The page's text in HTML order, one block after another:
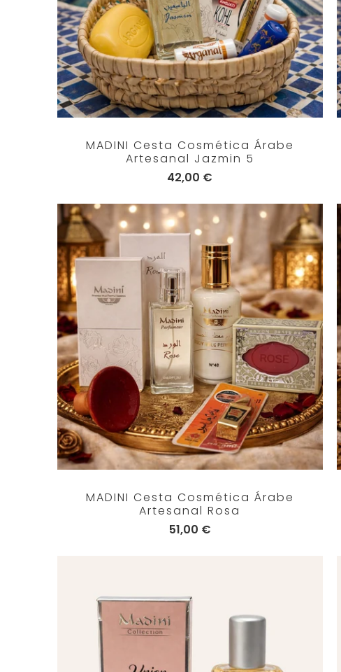
MADINI Cesta Cosmética Árabe
Artesanal Jazmin 5
42,00 €
MADINI Cesta Cosmética Árabe
Artesanal Rosa
51,00 €